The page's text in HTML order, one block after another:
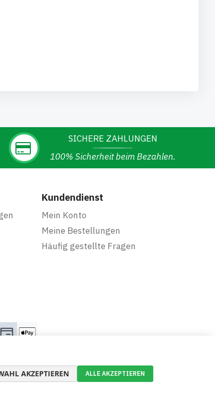
SICHERE ZAHLUNGEN
100% Sicherheit beim Bezahlen.
Kundendienst
Mein Konto
Meine Bestellungen
Häufig gestellte Fragen
AKZEPTIEREN ALLE AKZEPTIEREN